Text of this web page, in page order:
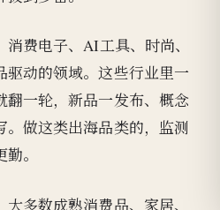
消费电子、AI工具、时尚、
驱动的领域。这些行业里一
翻一轮，新品一发布、概念
。做这类出海品类的，监测
。
大多数成熟消费品、家居、